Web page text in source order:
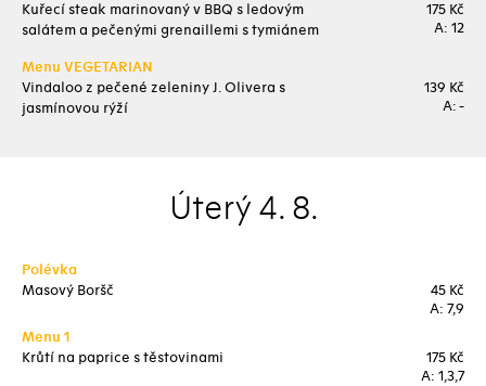
Kuřecí steak marinovaný v BBQ s ledovým
salátem a pečenými grenaillemi s tymiánem
175 Kč
A: 12
Menu VEGETARIAN
Vindaloo z pečené zeleniny J. Olivera s
jasmínovou rýží
139 Kč
A: -
Úterý 4. 8.
Polévka
Masový Boršč
45 Kč
A: 7,9
Menu 1
Krůtí na paprice s těstovinami
175 Kč
A: 1,3,7